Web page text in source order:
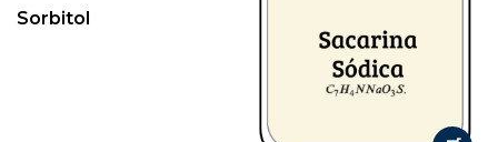
Sorbitol